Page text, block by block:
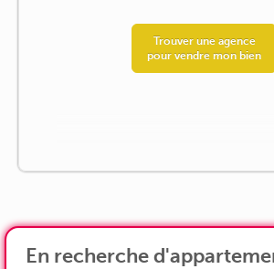
Trouver une agence
pour vendre mon bien
En recherche